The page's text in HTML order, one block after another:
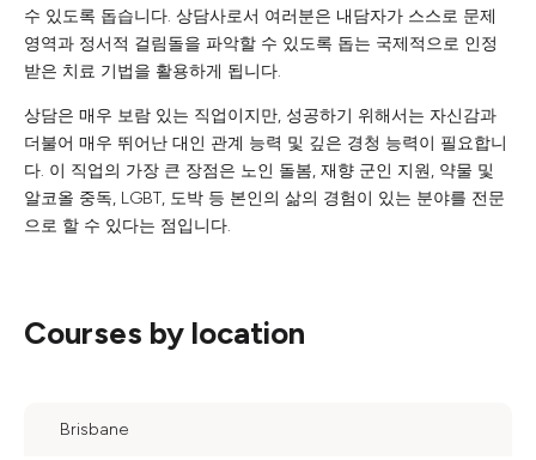
수 있도록 돕습니다. 상담사로서 여러분은 내담자가 스스로 문제
영역과 정서적 걸림돌을 파악할 수 있도록 돕는 국제적으로 인정
받은 치료 기법을 활용하게 됩니다.
상담은 매우 보람 있는 직업이지만, 성공하기 위해서는 자신감과
더불어 매우 뛰어난 대인 관계 능력 및 깊은 경청 능력이 필요합니
다. 이 직업의 가장 큰 장점은 노인 돌봄, 재향 군인 지원, 약물 및
알코올 중독, LGBT, 도박 등 본인의 삶의 경험이 있는 분야를 전문
으로 할 수 있다는 점입니다.
Courses by location
Brisbane